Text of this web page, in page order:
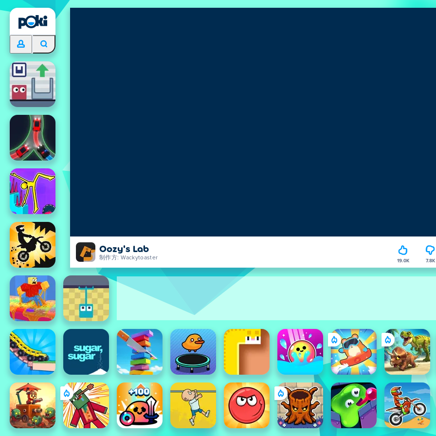
Oozy's Lab
制作方: Wackytoaster 19.0K 7.8K